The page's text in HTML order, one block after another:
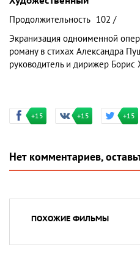
Продолжительность 102 /
Экранизация одноименной
роману в стихах Александра
руководитель и дирижер Борис
+15 +15 +15
Нет комментариев,
ПОХОЖИЕ ФИЛЬМЫ